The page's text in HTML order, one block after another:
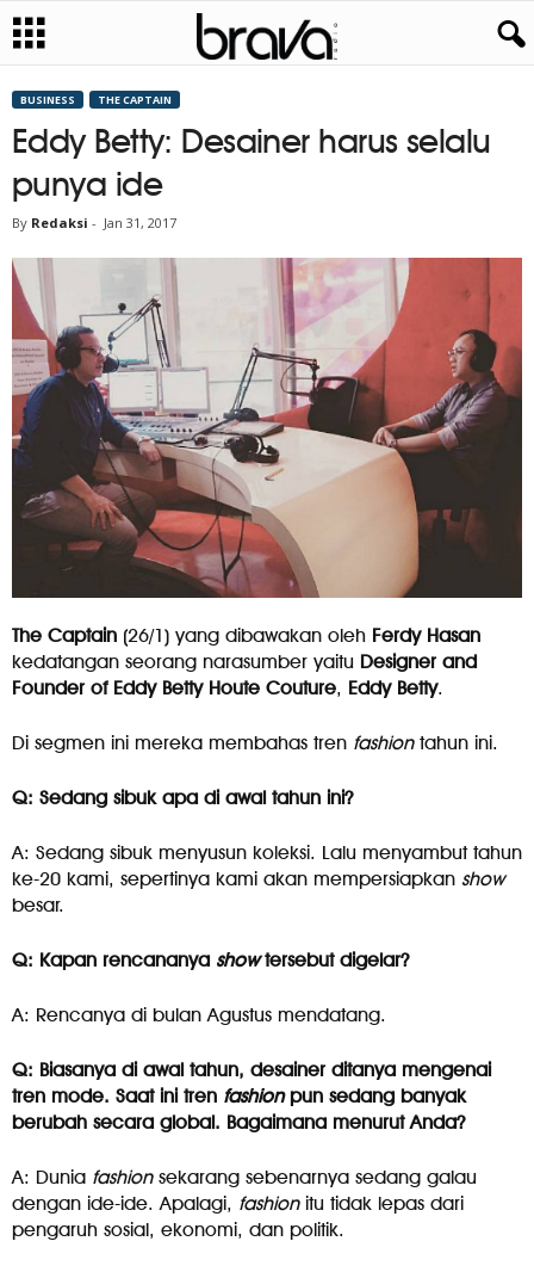
BUSINESS THE CAPTAIN
Eddy Betty: Desainer harus selalu
punya ide
By Redaksi - Jan 31, 2017
The Captain (26/1) yang dibawakan oleh Ferdy Hasan
kedatangan seorang narasumber yaitu Designer and
Founder of Eddy Betty Houte Couture, Eddy Betty.
Di segmen ini mereka membahas tren fashiontahun ini.
Q: Sedang sibuk apa di awal tahun ini?
A: Sedang sibuk menyusun koleksi. Lalu menyambut tahun
ke-20 kami, sepertinya kami akan mempersiapkan show
besar.
Q: Kapan rencananya showtersebut digelar?
A: Rencanya di bulan Agustus mendatang.
Q: Biasanya di awal tahun, desainer ditanya mengenai
tren mode. Saat ini tren fashionpun sedang banyak
berubah secara global. Bagaimana menurut Anda?
A: Dunia fashionsekarang sebenarnya sedang galau
dengan ide-ide. Apalagi, fashionitu tidak lepas dari
pengaruh sosial, ekonomi, dan politik.